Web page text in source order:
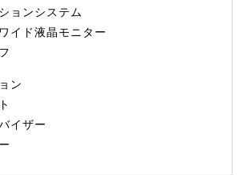
ョンシステム
イド液晶モニター
ン
イザー